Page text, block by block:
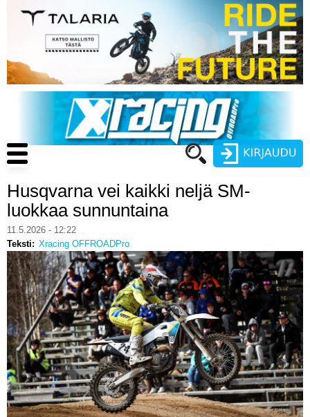
pääsisältöön
Käyttäjätunnus
Luo uusi käyttäjätili
Vaihda salasana
Main
navigation
MOTOCROSS
CROSS COUNTRY
MUUT LAJIT
YLEISTÄ ALALTA
LUE DIGILEHDET
Husqvarna vei kaikki neljä SM-
luokkaa sunnuntaina
11.5.2026 - 12:22
Teksti
Xracing OFFROADPro